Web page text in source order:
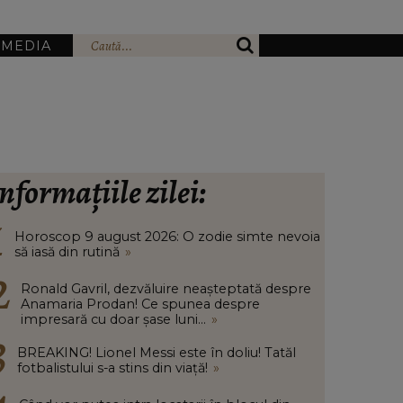
zilei:
Horoscop 9 august 2026: O zodie simte nevoia
să iasă din rutină »
Ronald Gavril, dezvăluire neașteptată despre
Anamaria Prodan! Ce spunea despre
impresară cu doar șase luni... »
BREAKING! Lionel Messi este în doliu! Tatăl
fotbalistului s-a stins din viață! »